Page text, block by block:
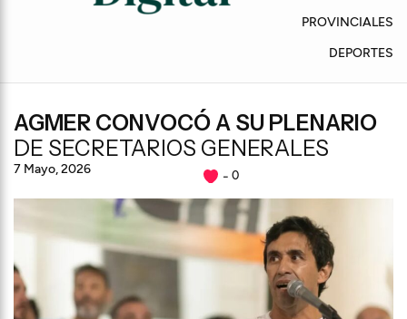
PROVINCIALES
DEPORTES
AGMER CONVOCÓ A SU PLENARIO
DE SECRETARIOS GENERALES
7 Mayo, 2026 0